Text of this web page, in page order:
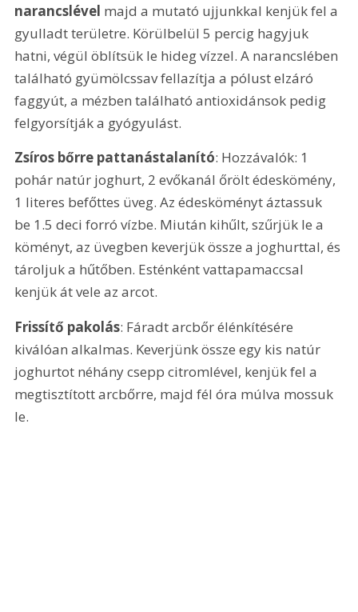
narancslével majd a mutató ujjunkkal kenjük fel a
gyulladt területre. Körülbelül 5 percig hagyjuk
hatni, végül öblítsük le hideg vízzel. A narancslében
található gyümölcssav fellazítja a pólust elzáró
faggyút, a mézben található antioxidánsok pedig
felgyorsítják a gyógyulást.
Zsíros bőrre pattanástalanító: Hozzávalók: 1
pohár natúr joghurt, 2 evőkanál őrölt édeskömény,
1 literes befőttes üveg. Az édesköményt áztassuk
be 1.5 deci forró vízbe. Miután kihűlt, szűrjük le a
köményt, az üvegben keverjük össze a joghurttal, és
tároljuk a hűtőben. Esténként vattapamaccsal
kenjük át vele az arcot.
Frissítő pakolás: Fáradt arcbőr élénkítésére
kiválóan alkalmas. Keverjünk össze egy kis natúr
joghurtot néhány csepp citromlével, kenjük fel a
megtisztított arcbőrre, majd fél óra múlva mossuk
le.